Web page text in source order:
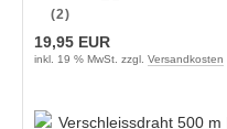
(2)
19,95 EUR
inkl. 19 % MwSt. zzgl. Versandkosten